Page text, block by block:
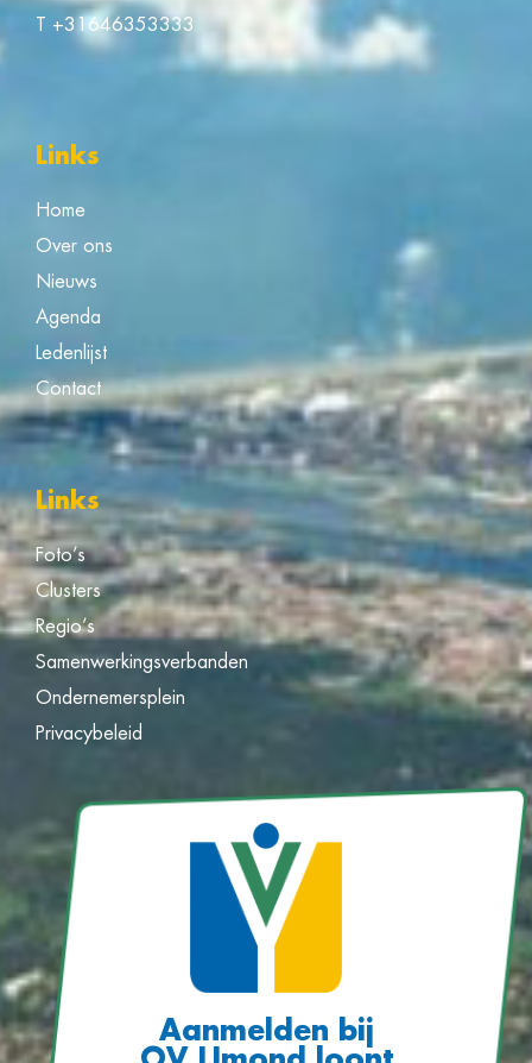
T +31646353333
Links
Home
Over ons
Nieuws
Agenda
Ledenlijst
Contact
Links
Foto’s
Clusters
Regio’s
Samenwerkingsverbanden
Ondernemersplein
Privacybeleid
Aanmelden bij